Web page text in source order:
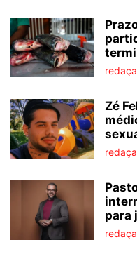
Zé
para